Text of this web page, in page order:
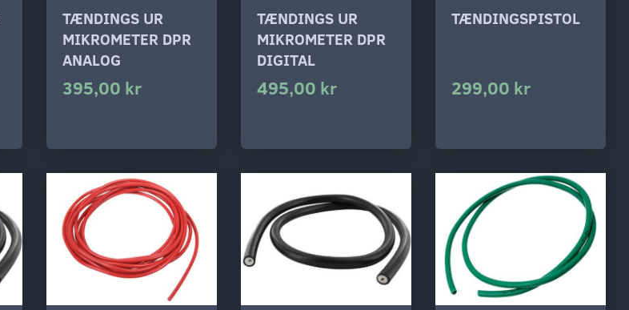
TÆNDINGS UR
MIKROMETER DPR
ANALOG
395,00 kr
TÆNDINGS UR
MIKROMETER DPR
DIGITAL
495,00 kr
TÆNDINGSPISTOL
299,00 kr